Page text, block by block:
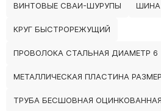
ВИНТОВЫЕ СВАИ-ШУРУПЫ ШИНА
КРУГ БЫСТРОРЕЖУЩИЙ
ПРОВОЛОКА СТАЛЬНАЯ ДИАМЕТР 6
МЕТАЛЛИЧЕСКАЯ ПЛАСТИНА РАЗМЕР
ТРУБА БЕСШОВНАЯ